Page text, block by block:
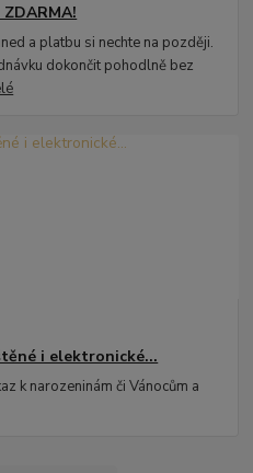
a platbu si nechte na později.
dokončit pohodlně bez
i elektronické...
k narozeninám či Vánocům a